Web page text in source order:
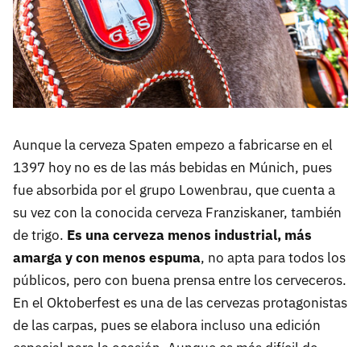
Aunque la cerveza Spaten empezo a fabricarse en el
1397 hoy no es de las más bebidas en Múnich, pues
fue absorbida por el grupo Lowenbrau, que cuenta a
su vez con la conocida cerveza Franziskaner, también
de trigo. Es una cerveza menos industrial, más
amarga y con menos espuma, no apta para todos los
públicos, pero con buena prensa entre los cerveceros.
En el Oktoberfest es una de las cervezas protagonistas
de las carpas, pues se elabora incluso una edición